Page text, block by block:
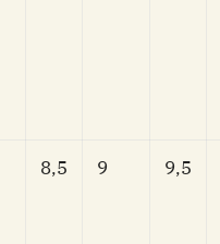
8,5 9 9,5